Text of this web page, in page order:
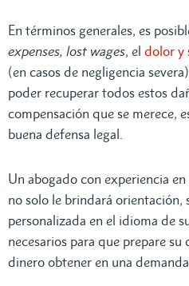
En términos generales, es
expenses, lost wages, el dolor y
(en casos de negligencia
poder recuperar todos estos
compensación que se merece,
buena defensa legal.
Un abogado con experiencia
no solo le brindará orientación,
personalizada en el idioma de
necesarios para que prepare
dinero obtener en una demanda.